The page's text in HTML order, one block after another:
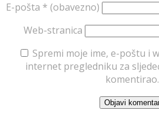
E-pošta * (obavezno)
Web-stranica
Spremi moje ime, e-poštu i
internet pregledniku za
komentirao.